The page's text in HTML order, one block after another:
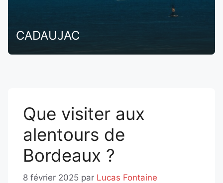
CADAUJAC
Que visiter aux
alentours de
Bordeaux ?
8 février 2025 par Lucas Fontaine